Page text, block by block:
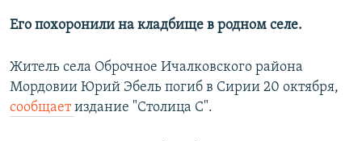
Все сайты РСЕ/РС
Его похоронили на кладбище в родном селе.
Житель села Оброчное Ичалковского района
Мордовии Юрий Эбель погиб в Сирии 20 октября,
сообщает издание "Столица С".